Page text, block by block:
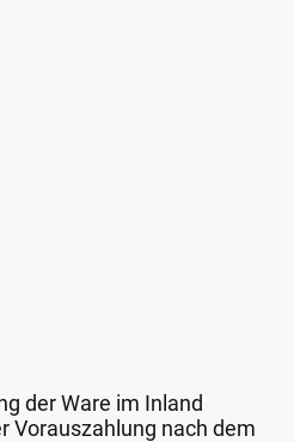
der Ware im Inland
Vorauszahlung nach dem